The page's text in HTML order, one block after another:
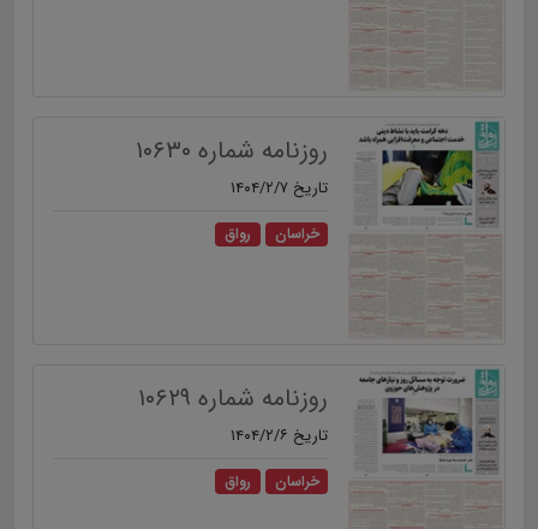
روزنامه شماره ۱۰۶۳۰
تاریخ ۱۴۰۴/۲/۷
خراسان رواق
روزنامه شماره ۱۰۶۲۹
تاریخ ۱۴۰۴/۲/۶
خراسان رواق